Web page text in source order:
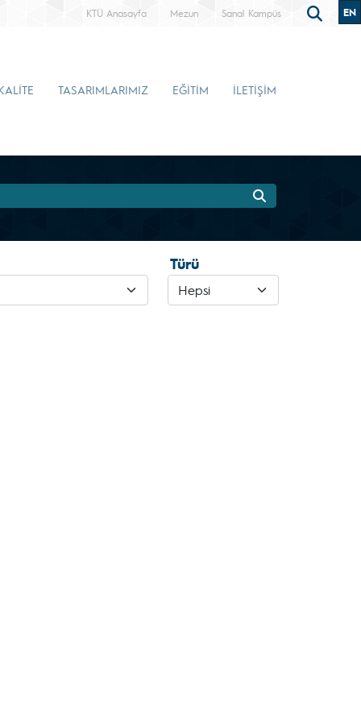
KTÜ Anasayfa Mezun Sanal Kampüs EN
TASARIMLARIMIZ EĞİTİM İLETİŞİM
Türü